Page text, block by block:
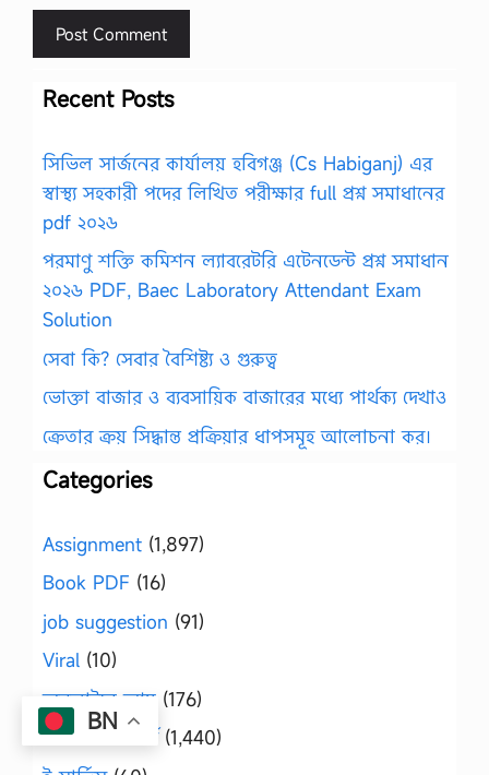
Recent Posts
সিভিল সার্জনের কার্যালয় হবিগঞ্জ (Cs Habiganj) এর
স্বাস্থ্য সহকারী পদের লিখিত পরীক্ষার full প্রশ্ন সমাধানের
pdf ২০২৬
পরমাণু শক্তি কমিশন ল্যাবরেটরি এটেনডেন্ট প্রশ্ন সমাধান
২০২৬ PDF, Baec Laboratory Attendant Exam
Solution
সেবা কি? সেবার বৈশিষ্ট্য ও গুরুত্ব
ভোক্তা বাজার ও ব্যবসায়িক বাজারের মধ্যে পার্থক্য দেখাও
ক্রেতার ক্রয় সিদ্ধান্ত প্রক্রিয়ার ধাপসমূহ আলোচনা কর।
Categories
Assignment (1,897)
Book PDF (16)
job suggestion (91)
Viral (10)
অনলাইনে আয় (176)
অনার্স ও মাস্টার্স (1,440)
BN